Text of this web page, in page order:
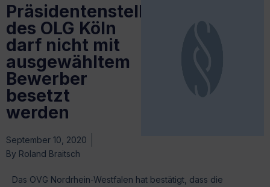
Präsidentenstelle
des OLG Köln
darf nicht mit
ausgewähltem
Bewerber
besetzt
werden
September 10, 2020
By Roland Braitsch
Das OVG Nordrhein-Westfalen hat bestätigt, dass die